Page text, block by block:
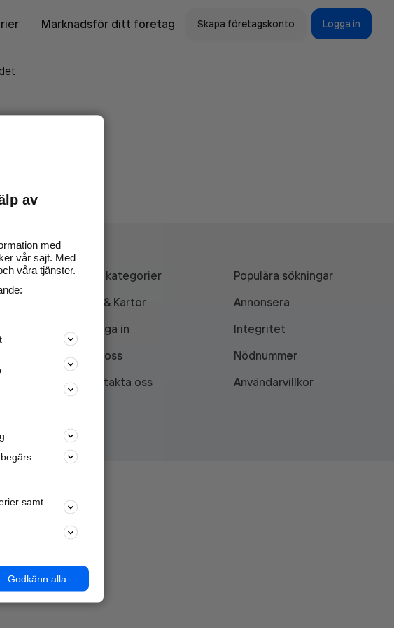
Marknadsför ditt företag Skapa företagskonto Logga in
på
dig.
Alla kategorier
Populära sökningar
API & Kartor
Annonsera
Logga in
Integritet
Om oss
Nödnummer
Kontakta oss
Användarvillkor
av
med
vår sajt. Med
våra tjänster.
samt
Godkänn alla